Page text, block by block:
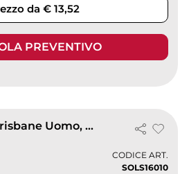
da € 13,52
PREVENTIVO
Camicia Oxford Brisbane Uomo, Classic Fit
CODICE ART.
SOLS16010